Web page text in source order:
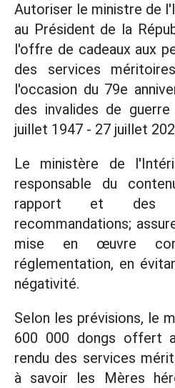
Autoriser le ministre de
au Président de la
l'offre de cadeaux aux
des services
l'occasion du 79e
des invalides de
juillet 1947 - 27 juillet
Le ministère de
responsable du
rapport et des
recommandations;
mise en œuvre
réglementation, en
négativité.
Selon les prévisions, le
600 000 dongs offert
rendu des services
à savoir les Mères